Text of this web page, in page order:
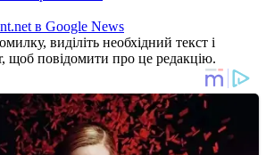
в Google News
виділіть необхідний текст і
щоб повідомити про це редакцію.